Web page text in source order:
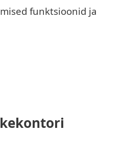
funktsioonid ja